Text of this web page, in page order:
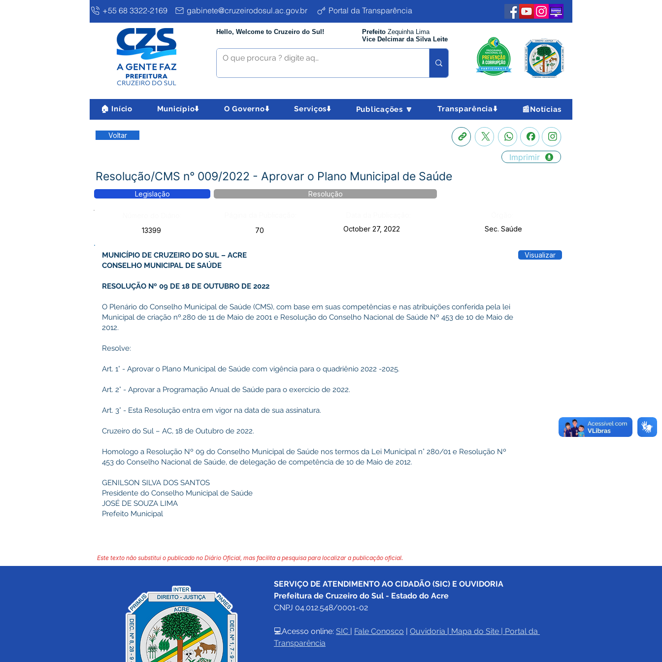
+55 68 3322-2169 gabinete@cruzeirodosul.ac.gov.br Portal da Transparência
Hello, Welcome to Cruzeiro do Sul! Prefeito Zequinha Lima
Vice Delcimar da Silva Leite
🏠 Início Município⬇️ O Governo⬇️ Serviços⬇️ Publicações 🔽 Transparência⬇️ 📰Notícias
Voltar
Imprimir
Resolução/CMS n° 009/2022 - Aprovar o Plano Municipal de Saúde
Legislação Resolução
13399
70 October 27, 2022 Sec. Saúde
MUNICÍPIO DE CRUZEIRO DO SUL – ACRE
CONSELHO MUNICIPAL DE SAÚDE
RESOLUÇÃO Nº 09 DE 18 DE OUTUBRO DE 2022
O Plenário do Conselho Municipal de Saúde (CMS), com base em suas competências e nas atribuições conferida pela lei
Municipal de criação nº.280 de 11 de Maio de 2001 e Resolução do Conselho Nacional de Saúde Nº 453 de 10 de Maio de
2012.
Resolve:
Art. 1° - Aprovar o Plano Municipal de Saúde com vigência para o quadriênio 2022 -2025.
Art. 2° - Aprovar a Programação Anual de Saúde para o exercício de 2022.
Art. 3° - Esta Resolução entra em vigor na data de sua assinatura.
Cruzeiro do Sul – AC, 18 de Outubro de 2022.
Homologo a Resolução Nº 09 do Conselho Municipal de Saúde nos termos da Lei Municipal n° 280/01 e Resolução Nº
453 do Conselho Nacional de Saúde, de delegação de competência de 10 de Maio de 2012.
GENILSON SILVA DOS SANTOS
Presidente do Conselho Municipal de Saúde
JOSÉ DE SOUZA LIMA
Prefeito Municipal
Visualizar
Este texto não substitui o publicado no Diário Oficial, mas facilita a pesquisa para localizar a publicação oficial.
SERVIÇO DE ATENDIMENTO AO CIDADÃO (SIC) E OUVIDORIA
Prefeitura de Cruzeiro do Sul - Estado do Acre
CNPJ 04.012.548/0001-02
💻Acesso online: SIC | Fale Conosco | Ouvidoria | Mapa do Site | Portal da
Transparência